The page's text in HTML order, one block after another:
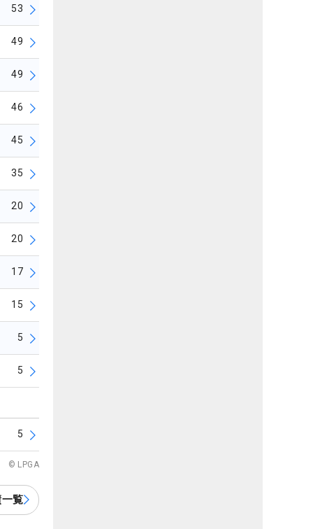
53
49
49
46
45
35
20
20
17
15
5
5
5
© LPGA
覧